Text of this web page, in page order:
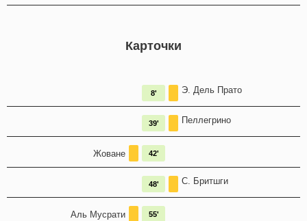
Карточки
Э. Дель Пратo
8'
Пеллегрино
39'
Жоване 42'
С. Бритшги
48'
Аль Мусрати 55'